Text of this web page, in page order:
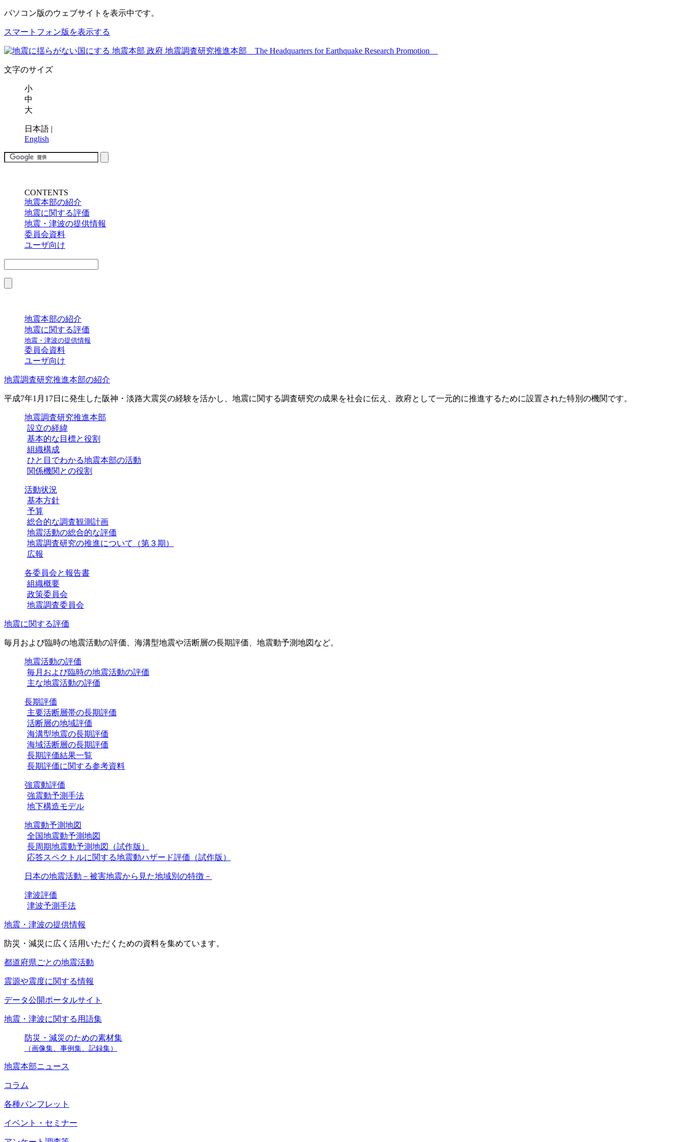
パソコン版のウェブサイトを表示中です。
スマートフォン版を表示する
文字のサイズ
小
中
大
日本語 |
English
CONTENTS
地震本部の紹介
地震に関する評価
地震・津波の提供情報
委員会資料
ユーザ向け
地震本部の紹介
地震に関する評価
地震・津波の提供情報
委員会資料
ユーザ向け
地震調査研究推進本部の紹介
平成7年1月17日に発生した阪神・淡路大震災の経験を活かし、地震に関する調査研究の成果を社会に伝え、政府として一元的に推進するために設置された特別の機関です。
地震調査研究推進本部
設立の経緯
基本的な目標と役割
組織構成
ひと目でわかる地震本部の活動
関係機関との役割
活動状況
基本方針
予算
総合的な調査観測計画
地震活動の総合的な評価
地震調査研究の推進について（第３期）
広報
各委員会と報告書
組織概要
政策委員会
地震調査委員会
地震に関する評価
毎月および臨時の地震活動の評価、海溝型地震や活断層の長期評価、地震動予測地図など。
地震活動の評価
毎月および臨時の地震活動の評価
主な地震活動の評価
長期評価
主要活断層帯の長期評価
活断層の地域評価
海溝型地震の長期評価
海域活断層の長期評価
長期評価結果一覧
長期評価に関する参考資料
強震動評価
強震動予測手法
地下構造モデル
地震動予測地図
全国地震動予測地図
長周期地震動予測地図（試作版）
応答スペクトルに関する地震動ハザード評価（試作版）
日本の地震活動－被害地震から見た地域別の特徴－
津波評価
津波予測手法
地震・津波の提供情報
防災・減災に広く活用いただくための資料を集めています。
都道府県ごとの地震活動
震源や震度に関する情報
データ公開ポータルサイト
地震・津波に関する用語集
防災・減災のための素材集
（画像集、事例集、記録集）
地震本部ニュース
コラム
各種パンフレット
イベント・セミナー